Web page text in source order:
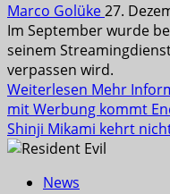
Marco Golüke27.
Im September wurde
seinem
verpassen wird.
Weiterlesen Mehr
mit Werbung kommt
Shinji Mikami kehrt
News